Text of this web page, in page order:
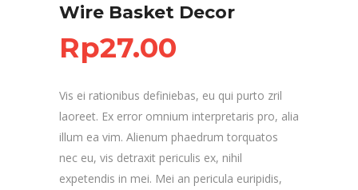
Wire Basket Decor
Rp27.00
Vis ei rationibus definiebas, eu qui purto zril
laoreet. Ex error omnium interpretaris pro, alia
illum ea vim. Alienum phaedrum torquatos
nec eu, vis detraxit periculis ex, nihil
expetendis in mei. Mei an pericula euripidis,